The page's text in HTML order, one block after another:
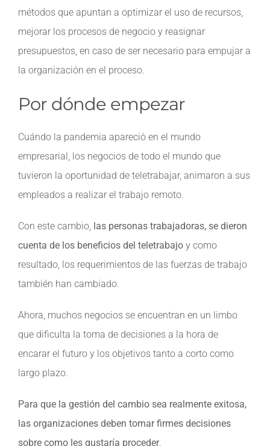
métodos que apuntan a optimizar el uso de recursos,
mejorar los procesos de negocio y reasignar
presupuestos, en caso de ser necesario para empujar a
la organización en el proceso.
Por dónde empezar
Cuándo la pandemia apareció en el mundo
empresarial, los negocios de todo el mundo que
tuvieron la oportunidad de teletrabajar, animaron a sus
empleados a realizar el trabajo remoto.
Con este cambio, las personas trabajadoras, se dieron
cuenta de los beneficios del teletrabajo y como
resultado, los requerimientos de las fuerzas de trabajo
también han cambiado.
Ahora, muchos negocios se encuentran en un limbo
que dificulta la toma de decisiones a la hora de
encarar el futuro y los objetivos tanto a corto como
largo plazo.
Para que la gestión del cambio sea realmente exitosa,
las organizaciones deben tomar firmes decisiones
sobre como les gustaría proceder.